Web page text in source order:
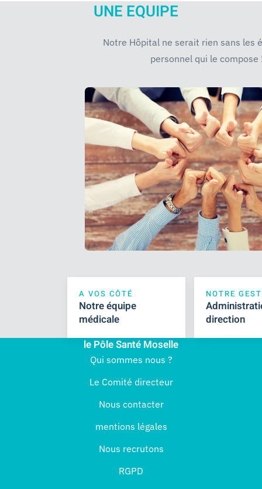
UNE EQUIPE
Notre Hôpital ne serait rien sans les
personnel qui le compose
A VOS CÔTÉ
Notre équipe
médicale
NOTRE
direction
le Pôle Santé Moselle
Qui sommes nous ?
Le Comité directeur
Nous contacter
mentions légales
Nous recrutons
RGPD